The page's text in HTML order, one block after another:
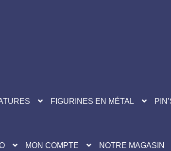
FIGURINES EN MÉTAL
MON COMPTE NOTRE MAGASIN